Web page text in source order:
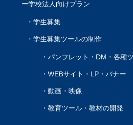
学校法人向けプラン
学生募集
学生募集ツールの制作
パンフレット・DM・各種
WEBサイト・LP・バナー
動画・映像
教育ツール・教材の開発